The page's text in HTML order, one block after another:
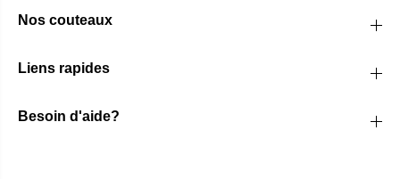
Nos couteaux
Liens rapides
Besoin d'aide?